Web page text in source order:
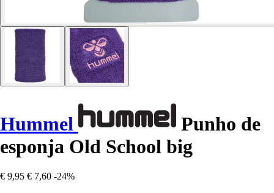
Hummel
Punho de
esponja Old School big
€ 9,95 € 7,60 -24%